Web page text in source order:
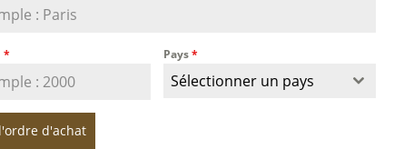
* Pays*
Sélectionner un pays
d'achat